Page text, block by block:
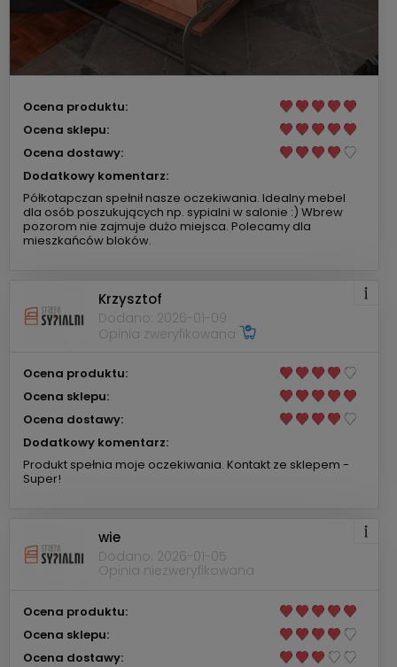
Ocena produktu:
Ocena sklepu:
Ocena dostawy:
Dodatkowy komentarz:
Półkotapczan spełnił nasze oczekiwania. Idealny mebel
dla osób poszukujących np. sypialni w salonie :) Wbrew
pozorom nie zajmuje dużo miejsca. Polecamy dla
mieszkańców bloków.
Krzysztof
Dodano: 2026-01-09
Opinia zweryfikowana
Ocena produktu:
Ocena sklepu:
Ocena dostawy:
Dodatkowy komentarz:
Produkt spełnia moje oczekiwania. Kontakt ze sklepem -
Super!
wie
Dodano: 2026-01-05
Opinia niezweryfikowana
Ocena produktu:
Ocena sklepu:
Ocena dostawy: